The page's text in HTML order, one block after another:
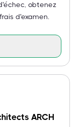
obtenez
d'examen.
ARCH